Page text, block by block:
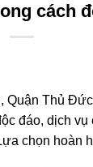
cách
Quận Thủ
đáo, dịch vụ
chọn hoàn